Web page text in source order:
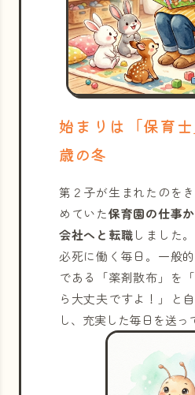
始まりは「保育
歳の冬
第２子が生まれたのを
めていた保育園の仕事
会社へと転職しました
必死に働く毎日。一般
である「薬剤散布」を
ら大丈夫ですよ！」と
し、充実した毎日を送っ